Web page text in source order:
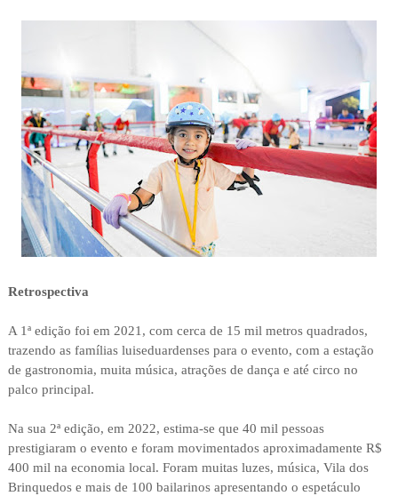
Retrospectiva
A 1ª edição foi em 2021, com cerca de 15 mil metros quadrados,
trazendo as famílias luiseduardenses para o evento, com a estação
de gastronomia, muita música, atrações de dança e até circo no
palco principal.
Na sua 2ª edição, em 2022, estima-se que 40 mil pessoas
prestigiaram o evento e foram movimentados aproximadamente R$
400 mil na economia local. Foram muitas luzes, música, Vila dos
Brinquedos e mais de 100 bailarinos apresentando o espetáculo